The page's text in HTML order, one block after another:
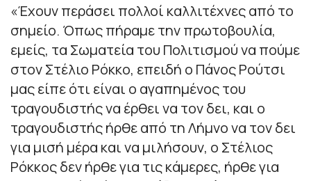
«Έχουν περάσει πολλοί καλλιτέχνες από το
σημείο. Όπως πήραμε την πρωτοβουλία,
εμείς, τα Σωματεία του Πολιτισμού να πούμε
στον Στέλιο Ρόκκο, επειδή ο Πάνος Ρούτσι
μας είπε ότι είναι ο αγαπημένος του
τραγουδιστής να έρθει να τον δει, και ο
τραγουδιστής ήρθε από τη Λήμνο να τον δει
για μισή μέρα και να μιλήσουν, ο Στέλιος
Ρόκκος δεν ήρθε για τις κάμερες, ήρθε για